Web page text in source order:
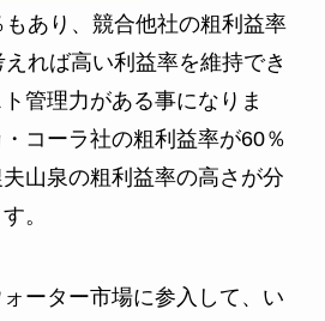
あり、競合他社の粗利益率
れば高い利益率を維持でき
管理力がある事になりま
コーラ社の粗利益率が60％
山泉の粗利益率の高さが分
。
ーター市場に参入して、い